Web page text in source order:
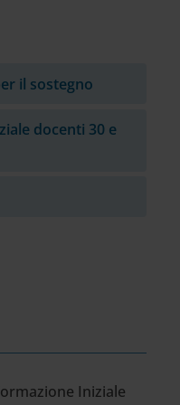
il sostegno
docenti 30 e
Iniziale